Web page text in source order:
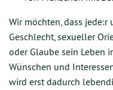
Wir möchten, dass
Geschlecht, sexueller
oder Glaube sein Leben
Wünschen und
wird erst dadurch